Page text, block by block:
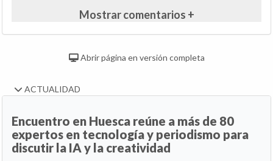
Mostrar comentarios +
Abrir página en versión completa
ACTUALIDAD
Encuentro en Huesca reúne a más de 80
expertos en tecnología y periodismo para
discutir la IA y la creatividad